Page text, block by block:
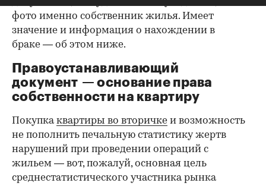
00:00 / 00:00
фото именно собственник жилья. Имеет
значение и информация о нахождении в
браке — об этом ниже.
Правоустанавливающий
документ — основание права
собственности на квартиру
Покупкаквартиры во вторичке и возможность
не пополнить печальную статистику жертв
нарушений при проведении операций с
жильем — вот, пожалуй, основная цель
среднестатистического участника рынка